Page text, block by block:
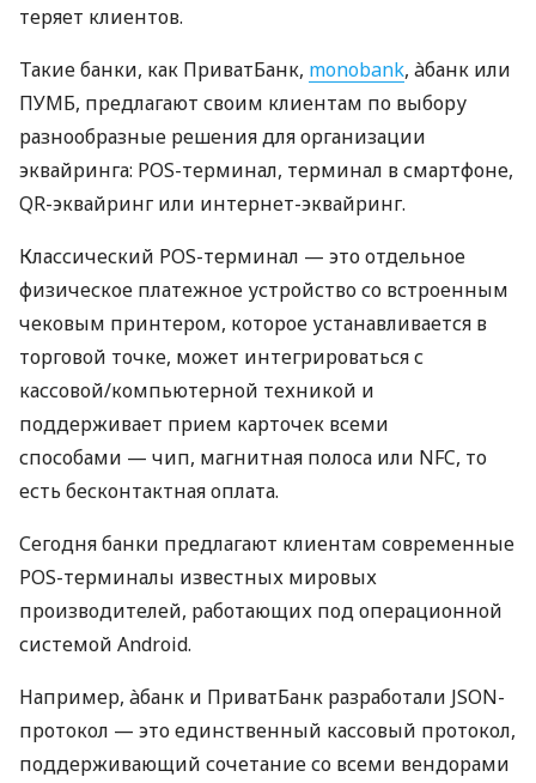
теряет клиентов.
Такие банки, как ПриватБанк, monobank, àбанк или
ПУМБ, предлагают своим клиентам по выбору
разнообразные решения для организации
эквайринга: POS-терминал, терминал в смартфоне,
QR-эквайринг или интернет-эквайринг.
Классический POS-терминал — это отдельное
физическое платежное устройство со встроенным
чековым принтером, которое устанавливается в
торговой точке, может интегрироваться с
кассовой/компьютерной техникой и
поддерживает прием карточек всеми
способами — чип, магнитная полоса или NFC, то
есть бесконтактная оплата.
Сегодня банки предлагают клиентам современные
POS-терминалы известных мировых
производителей, работающих под операционной
системой Android.
Например, àбанк и ПриватБанк разработали JSON-
протокол — это единственный кассовый протокол,
поддерживающий сочетание со всеми вендорами